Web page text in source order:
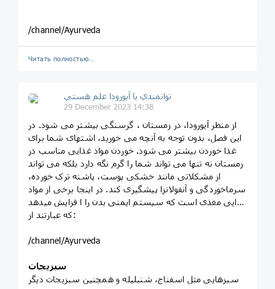
/channel/Ayurveda
Читать полностью…
توانمندي با آيورودا علم هستي
29 December 2023 14:38
از منظر آیورودا، در زمستان ، گرسنگی بیشتر می شود. در
این فصل، بدون توجه به آنچه می خورید، اشتهای شما برای
غذا خوردن بیشتر می شود. خوردن مواد غذایی مناسب در
زمستان نه تنها می تواند شما را گرم نگه دارد بلکه می تواند
از مشکلاتی مانند خشکی پوست، پاشنه ترک خورده،
سرماخوردگی و آنفولانزا پیشگیری کند. در اینجا برخی از مواد
غذایی مغذی است که سیستم ایمنی بدن را ا فزایش میدهد
که عبارتند از:
/channel/Ayurveda
سبزیجات
سبزهایی مثل اسفناج، شنبلیله و همچنین سبزیجات دیگر